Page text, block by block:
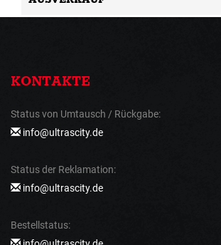
KONTAKTE
Status von Umtausch / Rückgabe:
info@ultrascity.de
Status der Reklamation:
info@ultrascity.de
Bestellstatus: